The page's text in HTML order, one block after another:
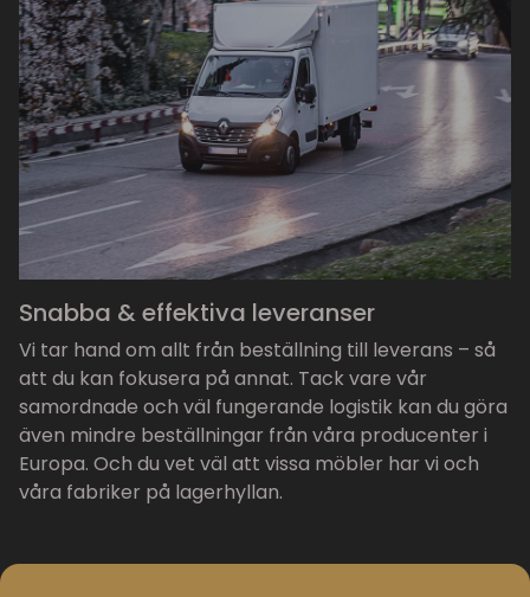
Snabba & effektiva leveranser
Vi tar hand om allt från beställning till leverans – så
att du kan fokusera på annat. Tack vare vår
samordnade och väl fungerande logistik kan du göra
även mindre beställningar från våra producenter i
Europa. Och du vet väl att vissa möbler har vi och
våra fabriker på lagerhyllan.